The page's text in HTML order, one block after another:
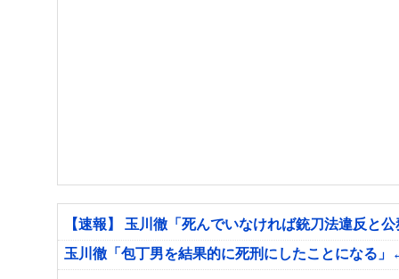
【速報】 玉川徹「死んでいなければ銃刀法違反と
玉川徹「包丁男を結果的に死刑にしたことになる